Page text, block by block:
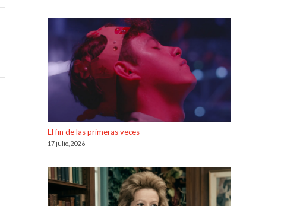
El fin de las primeras veces
17 julio, 2026